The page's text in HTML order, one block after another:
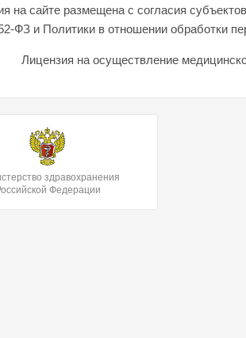
на сайте размещена с согласия
ФЗ и Политики в отношении обработки
Лицензия на осуществление
здравохранения
Федерации